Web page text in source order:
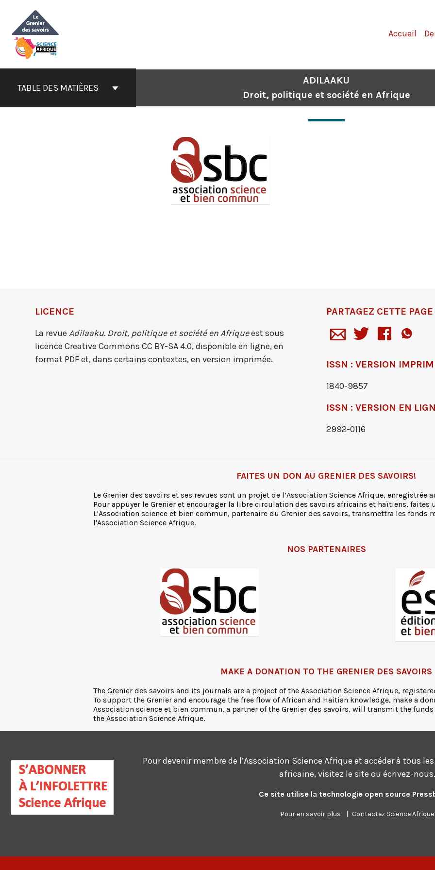
contenu
Accueil
TABLE DES MATIÈRES
ADILAAKU
Droit, politique et société en Afrique
LICENCE
La revue Adilaaku. Droit, politique et société en Afriqueest sous
licence Creative Commons CC BY-SA 4.0, disponible en ligne, en
format PDF et, dans certains contextes, en version imprimée.
PARTAGEZ CETTE PAGE
ISSN : VERSION
1840-9857
ISSN : VERSION EN
2992-0116
FAITES UN DON AU GRENIER DES SAVOIRS!
Le Grenier des savoirs et ses revues sont un projet de l’Association Science Afrique, enregistrée
Pour appuyer le Grenier et encourager la libre circulation des savoirs africains et haïtiens, faites
L'Association science et bien commun, partenaire du Grenier des savoirs, transmettra les fonds
l'Association Science Afrique.
NOS PARTENAIRES
MAKE A DONATION TO THE GRENIER DES SAVOIRS
The Grenier des savoirs and its journals are a project of the Association Science Afrique,
To support the Grenier and encourage the free flow of African and Haitian knowledge, make a
Association science et bien commun, a partner of the Grenier des savoirs, will transmit the
the Association Science Afrique.
Pour devenir membre de l’Association Science Afrique et accéder à tous
africaine, visitez le site ou écrivez-nous.
Ce site utilise la technologie open source
Pour en savoir plus | Contactez Science Afrique